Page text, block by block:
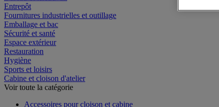
Bureau et télétravail
Entrepôt
Fournitures industrielles et outillage
Emballage et bac
Sécurité et santé
Espace extérieur
Restauration
Hygiène
Sports et loisirs
Cabine et cloison d'atelier